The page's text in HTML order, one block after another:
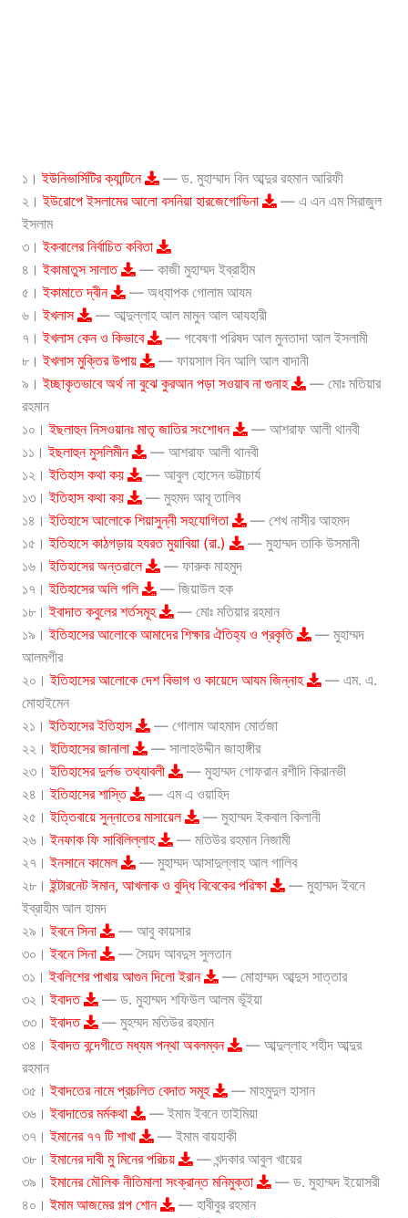
১।ইউনিভার্সিটির ক্যান্টিনে
— ড. মুহাম্মাদ বিন আব্দুর রহমান আরিফী
২।ইউরোপে ইসলামের আলো বসনিয়া হারজেগোভিনা
— এ এন এম সিরাজুল
ইসলাম
৩।ইকবালের নির্বাচিত কবিতা
৪।ইকামাতুস সালাত
— কাজী মুহাম্মদ ইব্রাহীম
৫।ইকামাতে দ্বীন
— অধ্যাপক গোলাম আযম
৬।ইখলাস
— আব্দুল্লাহ আল মামুন আল আযহারী
৭।ইখলাস কেন ও কিভাবে
— গবেষণা পরিষদ আল মুনতাদা আল ইসলামী
৮।ইখলাস মুক্তির উপায়
— ফায়সাল বিন আলি আল বাদানী
৯।ইচ্ছাকৃতভাবে অর্থ না বুঝে কুরআন পড়া সওয়াব না গুনাহ
— মোঃ মতিয়ার
রহমান
১০।ইছলাহুন নিসওয়ানঃ মাতৃ জাতির সংশোধন
— আশরাফ আলী থানবী
১১।ইছলাহুন মুসলিমীন
— আশরাফ আলী থানবী
১২।ইতিহাস কথা কয়
— আবুল হোসেন ভট্টাচার্য
১৩।ইতিহাস কথা কয়
— মুহমদ আবূ তালিব
১৪।ইতিহাসে আলোকে শিয়াসুন্নী সহযোগিতা
— শেখ নাসীর আহমদ
১৫।ইতিহাসে কাঠগড়ায় হযরত মুয়াবিয়া (রা.)
— মুহাম্মদ তাকি উসমানী
১৬।ইতিহাসের অন্তরালে
— ফারুক মাহমুদ
১৭।ইতিহাসের অলি গলি
— জিয়াউল হক
১৮।ইবাদাত কবুলের শর্তসমূহ
— মোঃ মতিয়ার রহমান
১৯।ইতিহাসের আলোকে আমাদের শিক্ষার ঐতিহ্য ও প্রকৃতি
— মুহাম্মদ
আলমগীর
২০।ইতিহাসের আলোকে দেশ বিভাগ ও কায়েদে আযম জিন্নাহ
— এম. এ.
মোহাইমেন
২১।ইতিহাসের ইতিহাস
— গোলাম আহমাদ মোর্তজা
২২।ইতিহাসের জানালা
— সালাহউদ্দীন জাহাঙ্গীর
২৩।ইতিহাসের দুর্লভ তথ্যাবলী
— মুহাম্মদ গোফরান রশীদি কিরানভী
২৪।ইতিহাসের শাস্তি
— এম এ ওয়াহিদ
২৫।ইত্তিবায়ে সুন্নাতের মাসায়েল
— মুহাম্মদ ইকবাল কিলানী
২৬।ইনফাক ফি সাবিলিল্লাহ
— মতিউর রহমান নিজামী
২৭।ইনসানে কামেল
— মুহাম্মদ আসাদুল্লাহ আল গালিব
২৮।ইন্টারনেট ঈমান, আখলাক ও বুদ্ধি বিবেকের পরিক্ষা
— মুহাম্মদ ইবনে
ইব্রাহীম আল হামদ
২৯।ইবনে সিনা
— আবু কায়সার
৩০।ইবনে সিনা
— সৈয়দ আবদুস সুলতান
৩১।ইবলিশের পাখায় আগুন দিলো ইরান
— মোহাম্মদ আব্দুস সাত্তার
৩২।ইবাদত
— ড. মুহাম্মদ শফিউল আলম ভূঁইয়া
৩৩।ইবাদত
— মুহম্মদ মতিউর রহমান
৩৪।ইবাদত বন্দেগীতে মধ্যম পন্থা অবলম্বন
— আব্দুল্লাহ শহীদ আব্দুর
রহমান
৩৫।ইবাদতের নামে প্রচলিত বেদাত সমূহ
— মাহমুদুল হাসান
৩৬।ইবাদাতের মর্মকথা
— ইমাম ইবনে তাইমিয়া
৩৭।ইমানের ৭৭ টি শাখা
— ইমাম বায়হাকী
৩৮।ইমানের দাবী মু মিনের পরিচয়
— খন্দকার আবুল খায়ের
৩৯।ইমানের মৌলিক নীতিমালা সংক্রান্ত মনিমুক্তা
— ড. মুহাম্মদ ইয়োসরী
৪০।ইমাম আজমের গল্প শোন
— হাবীবুর রহমান